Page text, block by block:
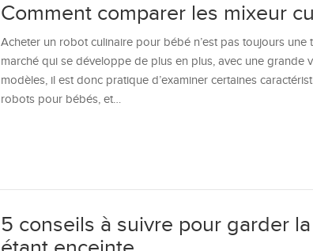
Comment comparer les mixeur
Acheter un robot culinaire pour bébé n’est pas toujours une
marché qui se développe de plus en plus, avec une grande
modèles, il est donc pratique d’examiner certaines
robots pour bébés, et…
5 conseils à suivre pour garder